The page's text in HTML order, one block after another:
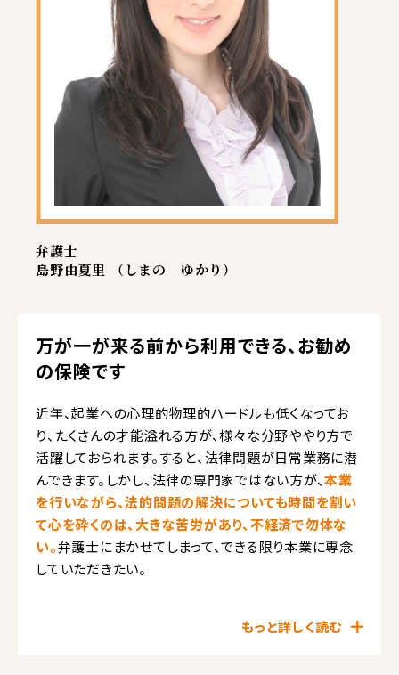
弁護士
島野由夏里 （しまの ゆかり）
万が一が来る前から利用できる、お勧め
の保険です
近年、起業への心理的物理的ハードルも低くなってお
り、たくさんの才能溢れる方が、様々な分野ややり方で
活躍しておられます。すると、法律問題が日常業務に潜
んできます。しかし、法律の専門家ではない方が、本業
を行いながら、法的問題の解決についても時間を割い
て心を砕くのは、大きな苦労があり、不経済で勿体な
い。弁護士にまかせてしまって、できる限り本業に専念
していただきたい。
もっと詳しく読む